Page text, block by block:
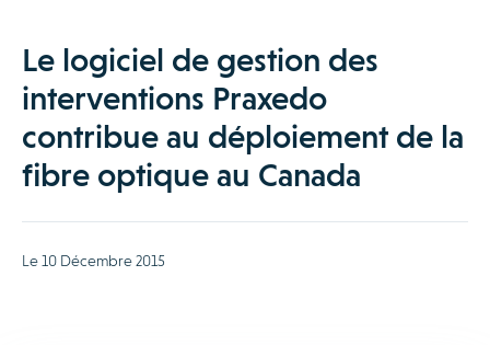
Le logiciel de gestion des
interventions Praxedo
contribue au déploiement de la
fibre optique au Canada
Le 10 Décembre 2015